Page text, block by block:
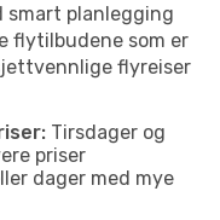
smart planlegging
flytilbudene som er
flyreiser
Tirsdager og
priser
dager med mye